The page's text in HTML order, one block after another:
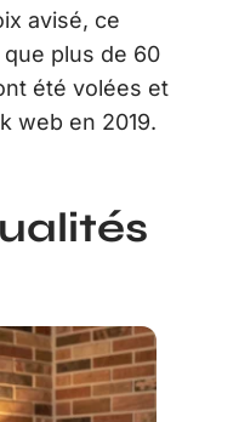
avisé, ce
plus de 60
été volées et
web en 2019.